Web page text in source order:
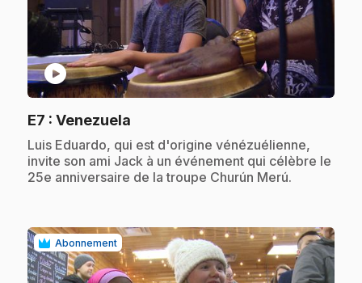
play_circle
E7 : Venezuela
.Luis Eduardo, qui est d'origine vénézuélienne,
invite son ami Jack à un événement qui célèbre le
25e anniversaire de la troupe Churún Merú.
Abonnement